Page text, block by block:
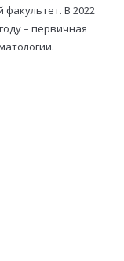
В 2022
– первичная